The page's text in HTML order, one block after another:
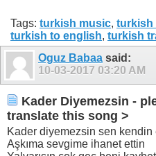
Tags: turkish music, turkish
turkish to english, turkish
Oguz Babaa said:
10-03-2017 03:20 AM
Kader Diyemezsin -
translate this song >
Kader diyemezsin sen kendin
Aşkıma sevgime ihanet ettin